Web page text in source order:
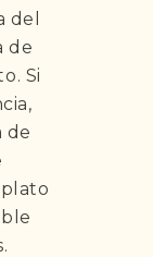
del
de
Si
de